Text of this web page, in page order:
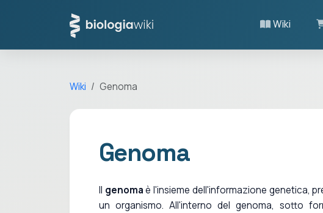
Wiki
Wiki Genoma
Genoma
Il genomaè l'insieme dell'informazione genetica,
un organismo. All'interno del genoma, sotto